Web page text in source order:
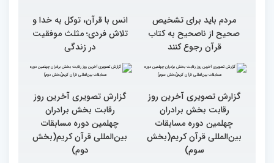
مردم باید برای تشخیص
صحیح از ناصحیح به کتاب
قرآن رجوع کنند
انس با قرآن، توکل به خدا و
تلاش فردی؛ مثلث موفقیت
در زندگی
گزارش تصویری آخرین روز
رقابت بخش برادران
چهلمین دوره مسابقات
بین‌المللی قرآن کریم(بخش
سوم)
گزارش تصویری آخرین روز
رقابت بخش برادران